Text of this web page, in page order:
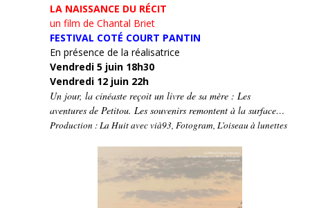
LA NAISSANCE DU RÉCIT
un film de Chantal Briet
FESTIVAL COTÉ COURT PANTIN
En présence de la réalisatrice
Vendredi 5 juin 18h30
Vendredi 12 juin 22h
Un jour, la cinéaste reçoit un livre de sa mère : Les
aventures de Petitou. Les souvenirs remontent à la surface…
Production : La Huit avec vià93, Fotogram, L’oiseau à lunettes